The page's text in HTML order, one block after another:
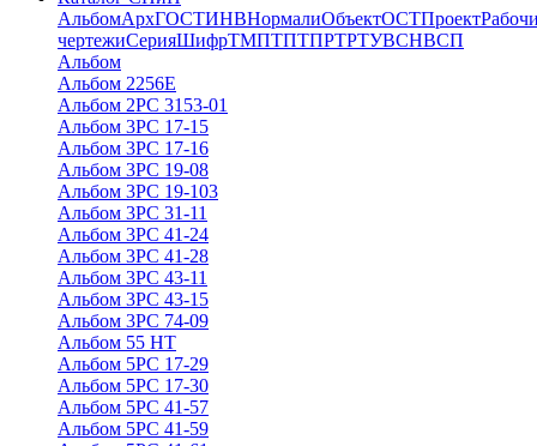
АльбомАрхГОСТИНВНормалиОбъектОСТПроект
чертежиСерияШифрТМПТПТПРТРТУВСНВСП
Альбом
Альбом 2256Е
Альбом 2РС 3153-01
Альбом 3РС 17-15
Альбом 3РС 17-16
Альбом 3РС 19-08
Альбом 3РС 19-103
Альбом 3РС 31-11
Альбом 3РС 41-24
Альбом 3РС 41-28
Альбом 3РС 43-11
Альбом 3РС 43-15
Альбом 3РС 74-09
Альбом 55 НТ
Альбом 5РС 17-29
Альбом 5РС 17-30
Альбом 5РС 41-57
Альбом 5РС 41-59